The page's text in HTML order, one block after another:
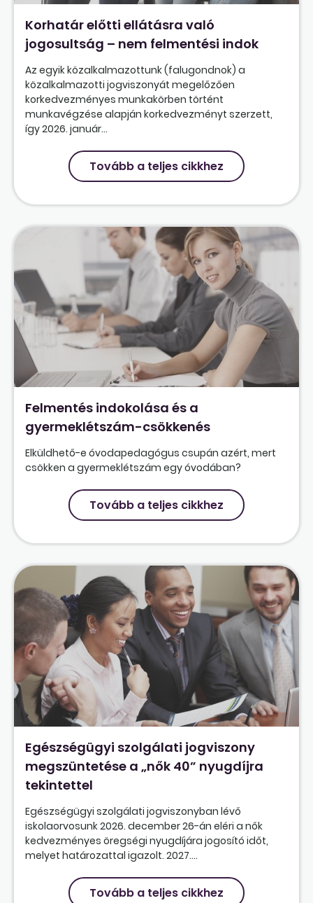
Korhatár előtti ellátásra való
jogosultság – nem felmentési indok
Az egyik közalkalmazottunk (falugondnok) a
közalkalmazotti jogviszonyát megelőzően
korkedvezményes munkakörben történt
munkavégzése alapján korkedvezményt szerzett,
így 2026. január...
Tovább a teljes cikkhez
Felmentés indokolása és a
gyermeklétszám-csökkenés
Elküldhető-e óvodapedagógus csupán azért, mert
csökken a gyermeklétszám egy óvodában?
Tovább a teljes cikkhez
Egészségügyi szolgálati jogviszony
megszüntetése a „nők 40” nyugdíjra
tekintettel
Egészségügyi szolgálati jogviszonyban lévő
iskolaorvosunk 2026. december 26-án eléri a nők
kedvezményes öregségi nyugdíjára jogosító időt,
melyet határozattal igazolt. 2027....
Tovább a teljes cikkhez